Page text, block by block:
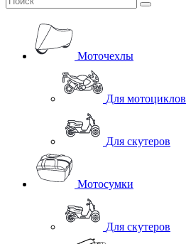
Моточехлы
Для мотоциклов
Для скутеров
Мотосумки
Для скутеров